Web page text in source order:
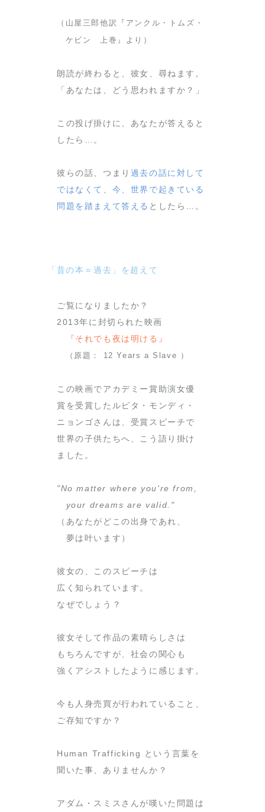
（山屋三郎他訳『アンクル・トムズ・
ケビン 上巻』より）
朗読が終わると、彼女、尋ねます。
「あなたは、どう思われますか？」
この投げ掛けに、あなたが答えると
したら…。
彼らの話、つまり 過去の話に対して
ではなくて、今、世界で起きている
問題を踏まえて答える としたら…。
「昔の本＝過去」を超えて
ご覧になりましたか？
2013年に封切られた映画
『それでも夜は明ける』
（原題： 12 Years a Slave ）
この映画でアカデミー賞助演女優
賞を受賞した ルピタ・モンディ・
ニョンゴさん は、受賞スピーチで
世界の子供たちへ、こう語り掛け
ました。
"No matter where you're from,
your dreams are valid."
（あなたがどこの出身であれ、
夢は叶います）
彼女の、このスピーチは
広く知られています。
なぜでしょう？
彼女そして作品の素晴らしさは
もちろんですが、社会の関心も
強くアシストしたように感じます。
今も人身売買が行われていること、
ご存知ですか？
Human Trafficking という言葉を
聞いた事、ありませんか？
アダム・スミスさんが嘆いた問題は